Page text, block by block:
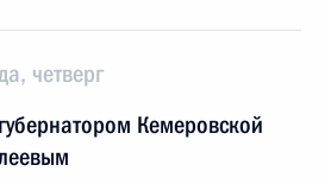
четверг
Кемеровской